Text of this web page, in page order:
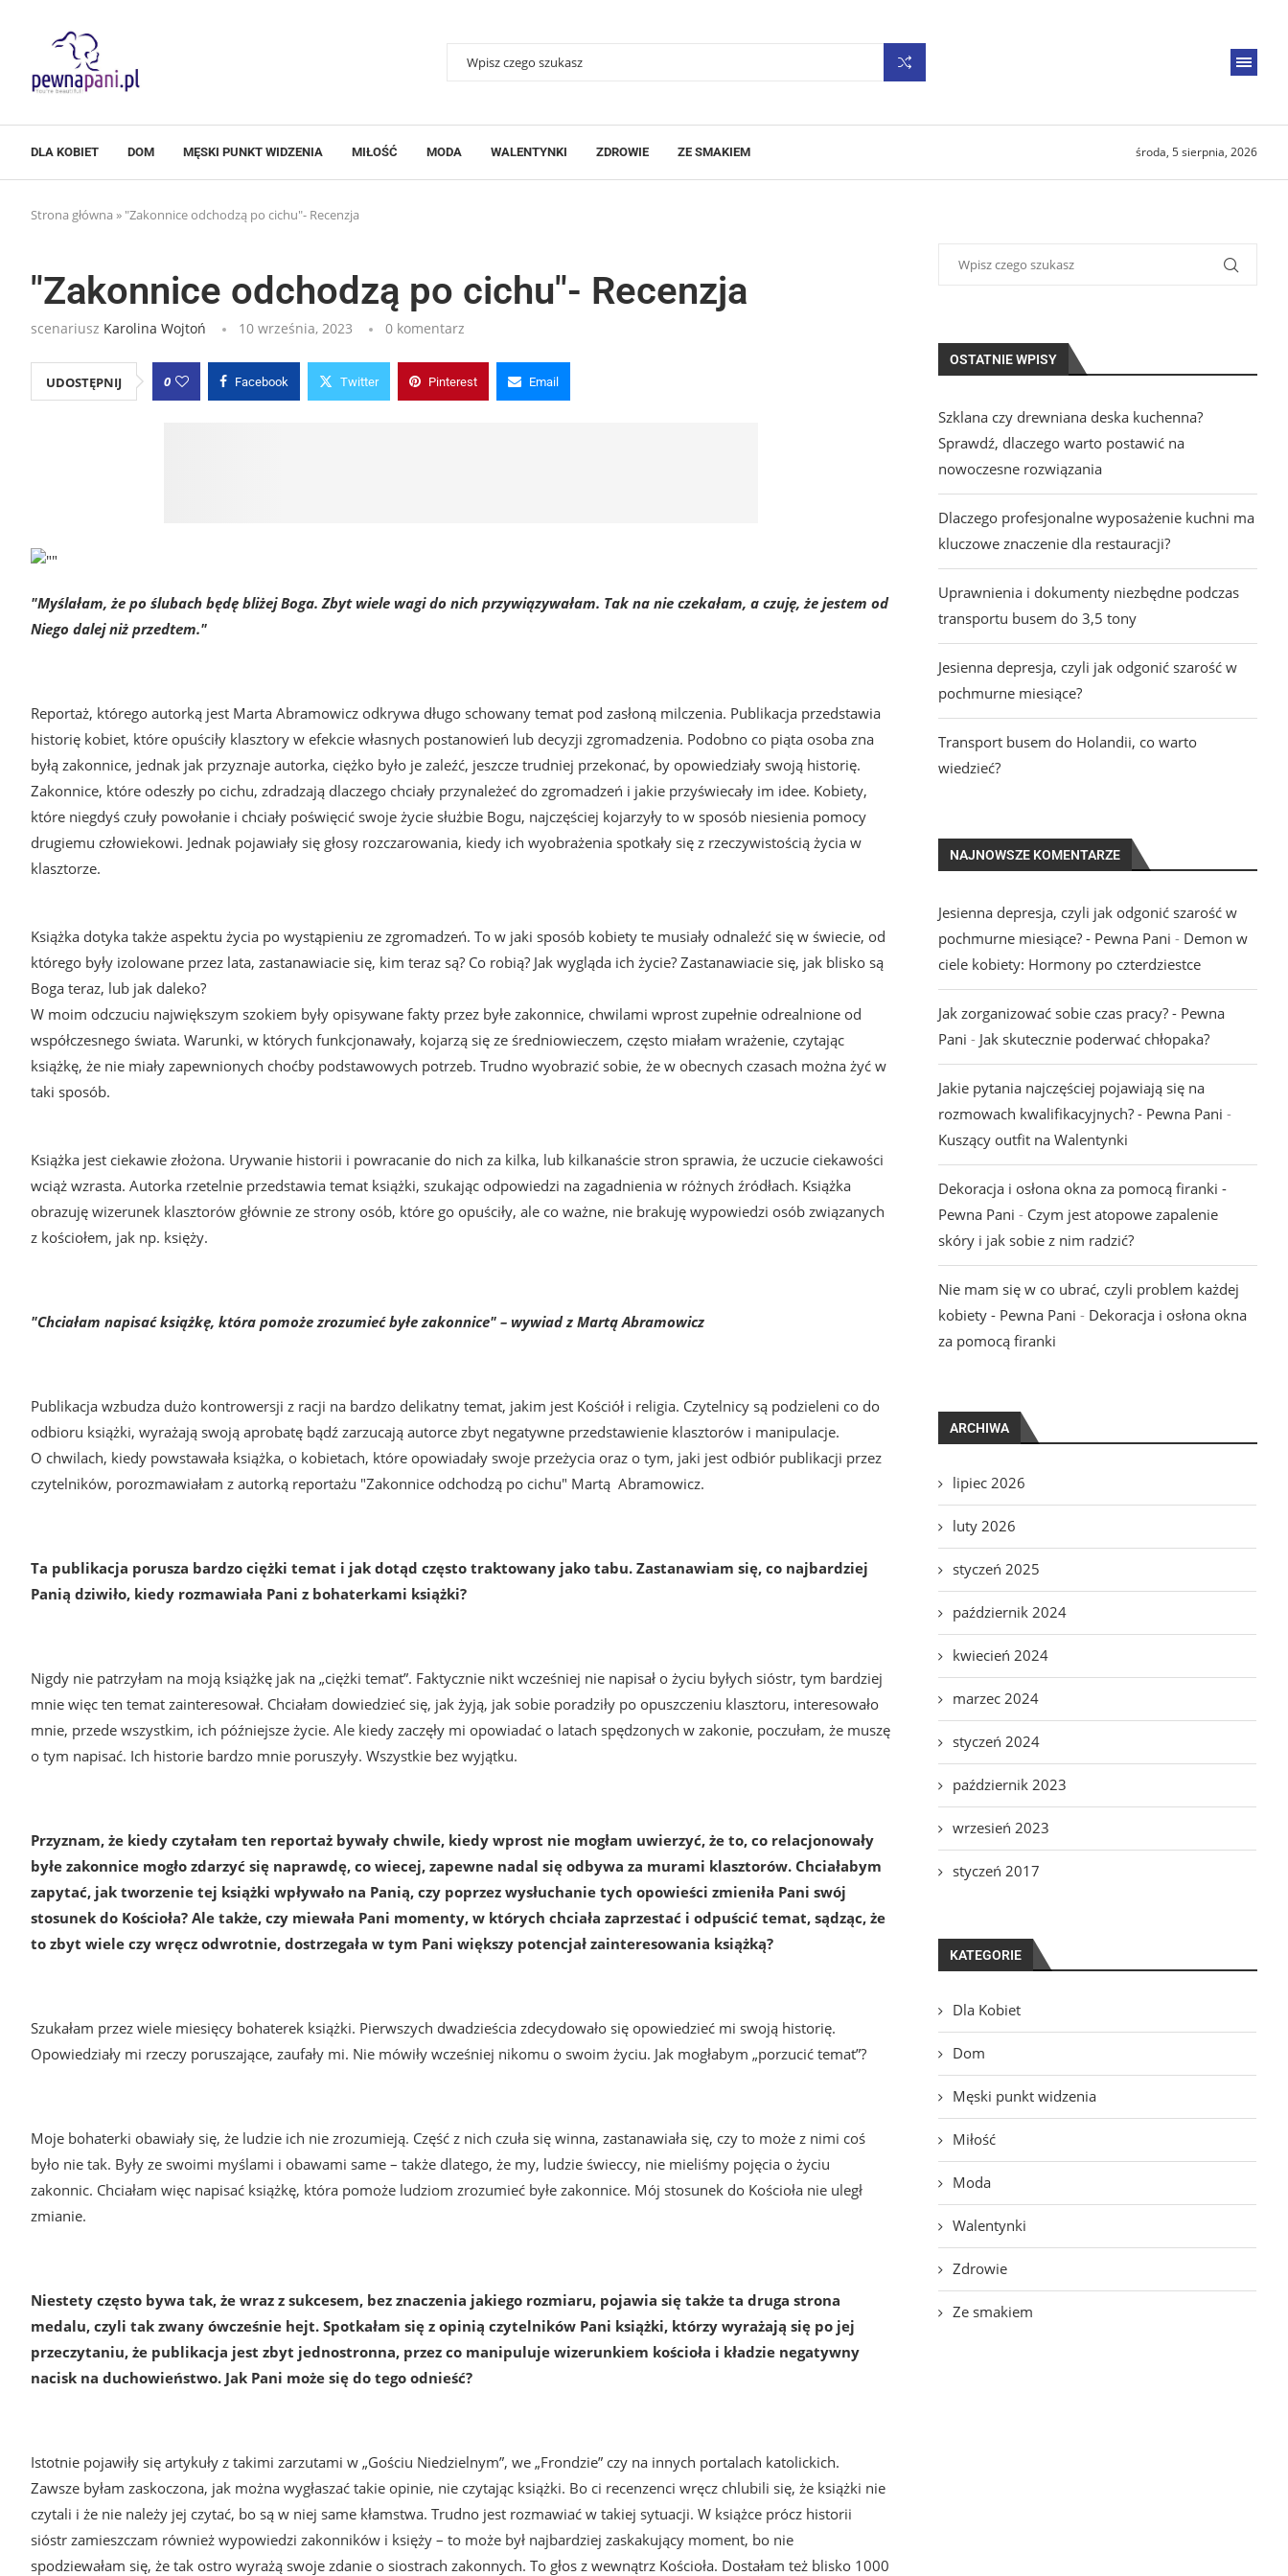
DLA KOBIET DOM MĘSKI PUNKT WIDZENIA MIŁOŚĆ MODA WALENTYNKI ZDROWIE ZE SMAKIEM środa, 5 sierpnia, 2026
Strona główna » "Zakonnice odchodzą po cichu"- Recenzja
"Zakonnice odchodzą po cichu"- Recenzja
scenariusz Karolina Wojtoń 10 września, 2023 0 komentarz
UDOSTĘPNIJ 0 Facebook Twitter Pinterest Email
"Myślałam, że po ślubach będę bliżej Boga. Zbyt wiele wagi do nich przywiązywałam. Tak na nie czekałam, a czuję, że jestem od
Niego dalej niż przedtem."
Reportaż, którego autorką jest Marta Abramowicz odkrywa długo schowany temat pod zasłoną milczenia. Publikacja przedstawia
historię kobiet, które opuściły klasztory w efekcie własnych postanowień lub decyzji zgromadzenia. Podobno co piąta osoba zna
byłą zakonnice, jednak jak przyznaje autorka, ciężko było je zaleźć, jeszcze trudniej przekonać, by opowiedziały swoją historię.
Zakonnice, które odeszły po cichu, zdradzają dlaczego chciały przynależeć do zgromadzeń i jakie przyświecały im idee. Kobiety,
które niegdyś czuły powołanie i chciały poświęcić swoje życie służbie Bogu, najczęściej kojarzyły to w sposób niesienia pomocy
drugiemu człowiekowi. Jednak pojawiały się głosy rozczarowania, kiedy ich wyobrażenia spotkały się z rzeczywistością życia w
klasztorze.
Książka dotyka także aspektu życia po wystąpieniu ze zgromadzeń. To w jaki sposób kobiety te musiały odnaleźć się w świecie, od
którego były izolowane przez lata, zastanawiacie się, kim teraz są? Co robią? Jak wygląda ich życie? Zastanawiacie się, jak blisko są
Boga teraz, lub jak daleko?
W moim odczuciu największym szokiem były opisywane fakty przez byłe zakonnice, chwilami wprost zupełnie odrealnione od
współczesnego świata. Warunki, w których funkcjonawały, kojarzą się ze średniowieczem, często miałam wrażenie, czytając
książkę, że nie miały zapewnionych choćby podstawowych potrzeb. Trudno wyobrazić sobie, że w obecnych czasach można żyć w
taki sposób.
Książka jest ciekawie złożona. Urywanie historii i powracanie do nich za kilka, lub kilkanaście stron sprawia, że uczucie ciekawości
wciąż wzrasta. Autorka rzetelnie przedstawia temat książki, szukając odpowiedzi na zagadnienia w różnych źródłach. Książka
obrazuję wizerunek klasztorów głównie ze strony osób, które go opuściły, ale co ważne, nie brakuję wypowiedzi osób związanych
z kościołem, jak np. księży.
"Chciałam napisać książkę, która pomoże zrozumieć byłe zakonnice" – wywiad z Martą Abramowicz
Publikacja wzbudza dużo kontrowersji z racji na bardzo delikatny temat, jakim jest Kościół i religia. Czytelnicy są podzieleni co do
odbioru książki, wyrażają swoją aprobatę bądź zarzucają autorce zbyt negatywne przedstawienie klasztorów i manipulacje.
O chwilach, kiedy powstawała książka, o kobietach, które opowiadały swoje przeżycia oraz o tym, jaki jest odbiór publikacji przez
czytelników, porozmawiałam z autorką reportażu "Zakonnice odchodzą po cichu" Martą Abramowicz.
Ta publikacja porusza bardzo ciężki temat i jak dotąd często traktowany jako tabu. Zastanawiam się, co najbardziej
Panią dziwiło, kiedy rozmawiała Pani z bohaterkami książki?
Nigdy nie patrzyłam na moją książkę jak na „ciężki temat”. Faktycznie nikt wcześniej nie napisał o życiu byłych sióstr, tym bardziej
mnie więc ten temat zainteresował. Chciałam dowiedzieć się, jak żyją, jak sobie poradziły po opuszczeniu klasztoru, interesowało
mnie, przede wszystkim, ich późniejsze życie. Ale kiedy zaczęły mi opowiadać o latach spędzonych w zakonie, poczułam, że muszę
o tym napisać. Ich historie bardzo mnie poruszyły. Wszystkie bez wyjątku.
Przyznam, że kiedy czytałam ten reportaż bywały chwile, kiedy wprost nie mogłam uwierzyć, że to, co relacjonowały
byłe zakonnice mogło zdarzyć się naprawdę, co wiecej, zapewne nadal się odbywa za murami klasztorów. Chciałabym
zapytać, jak tworzenie tej książki wpływało na Panią, czy poprzez wysłuchanie tych opowieści zmieniła Pani swój
stosunek do Kościoła? Ale także, czy miewała Pani momenty, w których chciała zaprzestać i odpuścić temat, sądząc, że
to zbyt wiele czy wręcz odwrotnie, dostrzegała w tym Pani większy potencjał zainteresowania książką?
Szukałam przez wiele miesięcy bohaterek książki. Pierwszych dwadzieścia zdecydowało się opowiedzieć mi swoją historię.
Opowiedziały mi rzeczy poruszające, zaufały mi. Nie mówiły wcześniej nikomu o swoim życiu. Jak mogłabym „porzucić temat”?
Moje bohaterki obawiały się, że ludzie ich nie zrozumieją. Część z nich czuła się winna, zastanawiała się, czy to może z nimi coś
było nie tak. Były ze swoimi myślami i obawami same – także dlatego, że my, ludzie świeccy, nie mieliśmy pojęcia o życiu
zakonnic. Chciałam więc napisać książkę, która pomoże ludziom zrozumieć byłe zakonnice. Mój stosunek do Kościoła nie uległ
zmianie.
Niestety często bywa tak, że wraz z sukcesem, bez znaczenia jakiego rozmiaru, pojawia się także ta druga strona
medalu, czyli tak zwany ówcześnie hejt. Spotkałam się z opinią czytelników Pani książki, którzy wyrażają się po jej
przeczytaniu, że publikacja jest zbyt jednostronna, przez co manipuluje wizerunkiem kościoła i kładzie negatywny
nacisk na duchowieństwo. Jak Pani może się do tego odnieść?
Istotnie pojawiły się artykuły z takimi zarzutami w „Gościu Niedzielnym”, we „Frondzie” czy na innych portalach katolickich.
Zawsze byłam zaskoczona, jak można wygłaszać takie opinie, nie czytając książki. Bo ci recenzenci wręcz chlubili się, że książki nie
czytali i że nie należy jej czytać, bo są w niej same kłamstwa. Trudno jest rozmawiać w takiej sytuacji. W książce prócz historii
sióstr zamieszczam również wypowiedzi zakonników i księży – to może był najbardziej zaskakujący moment, bo nie
spodziewałam się, że tak ostro wyrażą swoje zdanie o siostrach zakonnych. To głos z wewnątrz Kościoła. Dostałam też blisko 1000
OSTATNIE WPISY
Szklana czy drewniana deska kuchenna?
Sprawdź, dlaczego warto postawić na
nowoczesne rozwiązania
Dlaczego profesjonalne wyposażenie kuchni ma
kluczowe znaczenie dla restauracji?
Uprawnienia i dokumenty niezbędne podczas
transportu busem do 3,5 tony
Jesienna depresja, czyli jak odgonić szarość w
pochmurne miesiące?
Transport busem do Holandii, co warto
wiedzieć?
NAJNOWSZE KOMENTARZE
Jesienna depresja, czyli jak odgonić szarość w
pochmurne miesiące? - Pewna Pani - Demon w
ciele kobiety: Hormony po czterdziestce
Jak zorganizować sobie czas pracy? - Pewna
Pani - Jak skutecznie poderwać chłopaka?
Jakie pytania najczęściej pojawiają się na
rozmowach kwalifikacyjnych? - Pewna Pani -
Kuszący outfit na Walentynki
Dekoracja i osłona okna za pomocą firanki -
Pewna Pani - Czym jest atopowe zapalenie
skóry i jak sobie z nim radzić?
Nie mam się w co ubrać, czyli problem każdej
kobiety - Pewna Pani - Dekoracja i osłona okna
za pomocą firanki
ARCHIWA
lipiec 2026
luty 2026
styczeń 2025
październik 2024
kwiecień 2024
marzec 2024
styczeń 2024
październik 2023
wrzesień 2023
styczeń 2017
KATEGORIE
Dla Kobiet
Dom
Męski punkt widzenia
Miłość
Moda
Walentynki
Zdrowie
Ze smakiem